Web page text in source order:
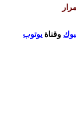
وقناة يوتوب